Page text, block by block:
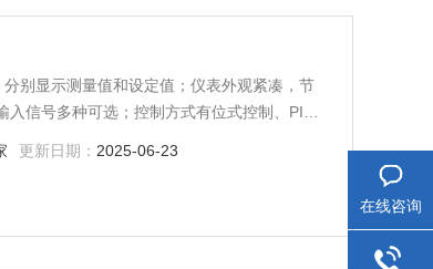
别显示测量值和设定值；仪表外观紧凑，节
信号多种可选；控制方式有位式控制、PID
更新日期： 2025-06-23
在线咨询